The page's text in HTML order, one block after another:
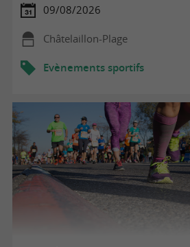
09/08/2026
Châtelaillon-Plage
Evènements sportifs